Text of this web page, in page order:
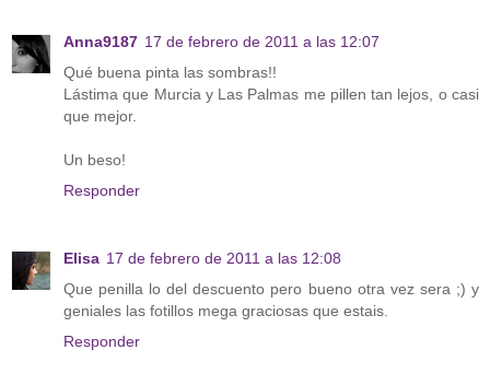
Anna9187 17 de febrero de 2011 a las 12:07
Qué buena pinta las sombras!!
Lástima que Murcia y Las Palmas me pillen tan lejos, o casi
que mejor.
Un beso!
Responder
Elisa 17 de febrero de 2011 a las 12:08
Que penilla lo del descuento pero bueno otra vez sera ;) y
geniales las fotillos mega graciosas que estais.
Responder